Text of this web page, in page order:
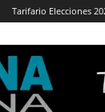
Tarifario Elecciones